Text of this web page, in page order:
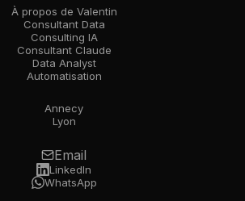
À propos de Valentin
Consultant Data
Consulting IA
Consultant Claude
Data Analyst
Automatisation
Annecy
Lyon
Email
LinkedIn
WhatsApp